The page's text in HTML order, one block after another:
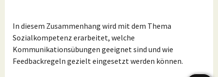
In diesem Zusammenhang wird mit dem Thema
Sozialkompetenz erarbeitet, welche
Kommunikationsübungen geeignet sind und wie
Feedbackregeln gezielt eingesetzt werden können.